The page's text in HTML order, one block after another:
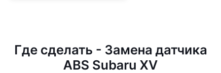
Где сделать - Замена датчика
ABS Subaru XV